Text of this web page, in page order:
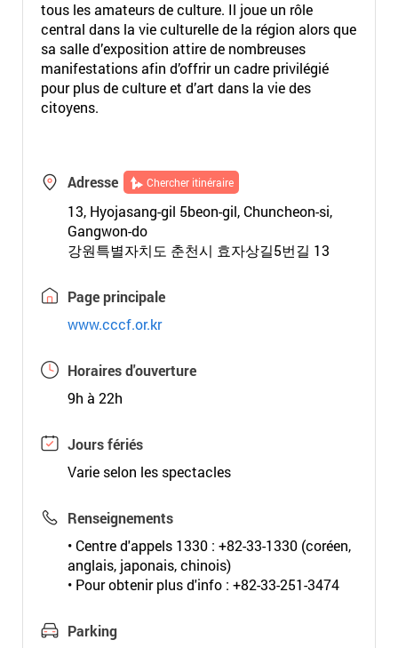
tous les amateurs de culture. Il joue un rôle
central dans la vie culturelle de la région alors que
sa salle d’exposition attire de nombreuses
manifestations afin d’offrir un cadre privilégié
pour plus de culture et d’art dans la vie des
citoyens.
Adresse Chercher itinéraire
13, Hyojasang-gil 5beon-gil, Chuncheon-si,
Gangwon-do
강원특별자치도 춘천시 효자상길5번길 13
Page principale
www.cccf.or.kr
Horaires d'ouverture
9h à 22h
Jours fériés
Varie selon les spectacles
Renseignements
• Centre d'appels 1330 : +82-33-1330 (coréen,
anglais, japonais, chinois)
• Pour obtenir plus d'info : +82-33-251-3474
Parking